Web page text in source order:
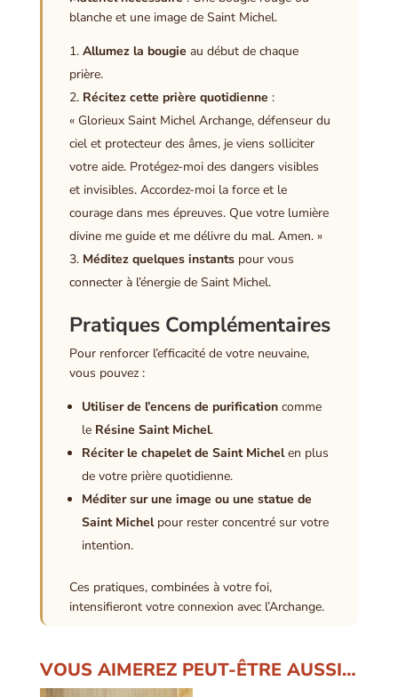
blanche et une image de Saint Michel.
Allumez la bougie au début de chaque
prière.
Récitez cette prière quotidienne :
« Glorieux Saint Michel Archange, défenseur du
ciel et protecteur des âmes, je viens solliciter
votre aide. Protégez-moi des dangers visibles
et invisibles. Accordez-moi la force et le
courage dans mes épreuves. Que votre lumière
divine me guide et me délivre du mal. Amen. »
Méditez quelques instantspour vous
connecter à l’énergie de Saint Michel.
Pratiques Complémentaires
Pour renforcer l’efficacité de votre neuvaine,
vous pouvez :
Utiliser de l’encens de purificationcomme
le Résine Saint Michel.
Réciter le chapelet de Saint Michelen plus
de votre prière quotidienne.
Méditer sur une image ou une statue de
Saint Michelpour rester concentré sur votre
intention.
Ces pratiques, combinées à votre foi,
intensifieront votre connexion avec l’Archange.
VOUS AIMEREZ PEUT-ÊTRE AUSSI…